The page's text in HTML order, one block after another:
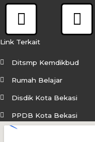
F
a
c
e
b
o
k
I
n
t
g
a
Link Terkait
Ditsmp Kemdikbud
Rumah Belajar
Disdik Kota Bekasi
PPDB Kota Bekasi